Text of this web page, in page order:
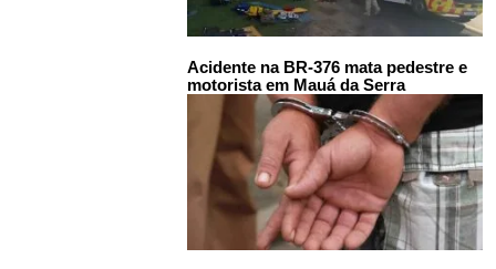
Acidente na BR-376 mata pedestre e
motorista em Mauá da Serra